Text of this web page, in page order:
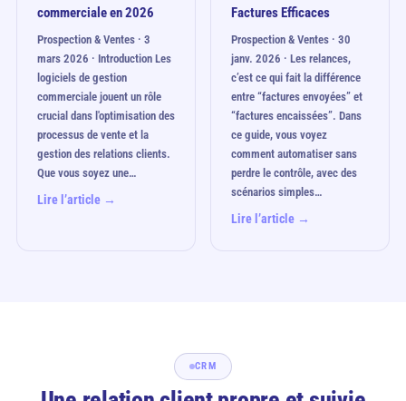
commerciale en 2026
Prospection & Ventes · 3
mars 2026 · Introduction Les
logiciels de gestion
commerciale jouent un rôle
crucial dans l'optimisation des
processus de vente et la
gestion des relations clients.
Que vous soyez une…
Lire l’article →
Factures Efficaces
Prospection & Ventes · 30
janv. 2026 · Les relances,
c’est ce qui fait la différence
entre “factures envoyées” et
“factures encaissées”. Dans
ce guide, vous voyez
comment automatiser sans
perdre le contrôle, avec des
scénarios simples…
Lire l’article →
CRM